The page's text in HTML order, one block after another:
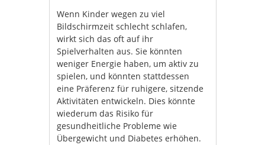
Wenn Kinder wegen zu viel
Bildschirmzeit schlecht schlafen,
wirkt sich das oft auf ihr
Spielverhalten aus. Sie könnten
weniger Energie haben, um aktiv zu
spielen, und könnten stattdessen
eine Präferenz für ruhigere, sitzende
Aktivitäten entwickeln. Dies könnte
wiederum das Risiko für
gesundheitliche Probleme wie
Übergewicht und Diabetes erhöhen.